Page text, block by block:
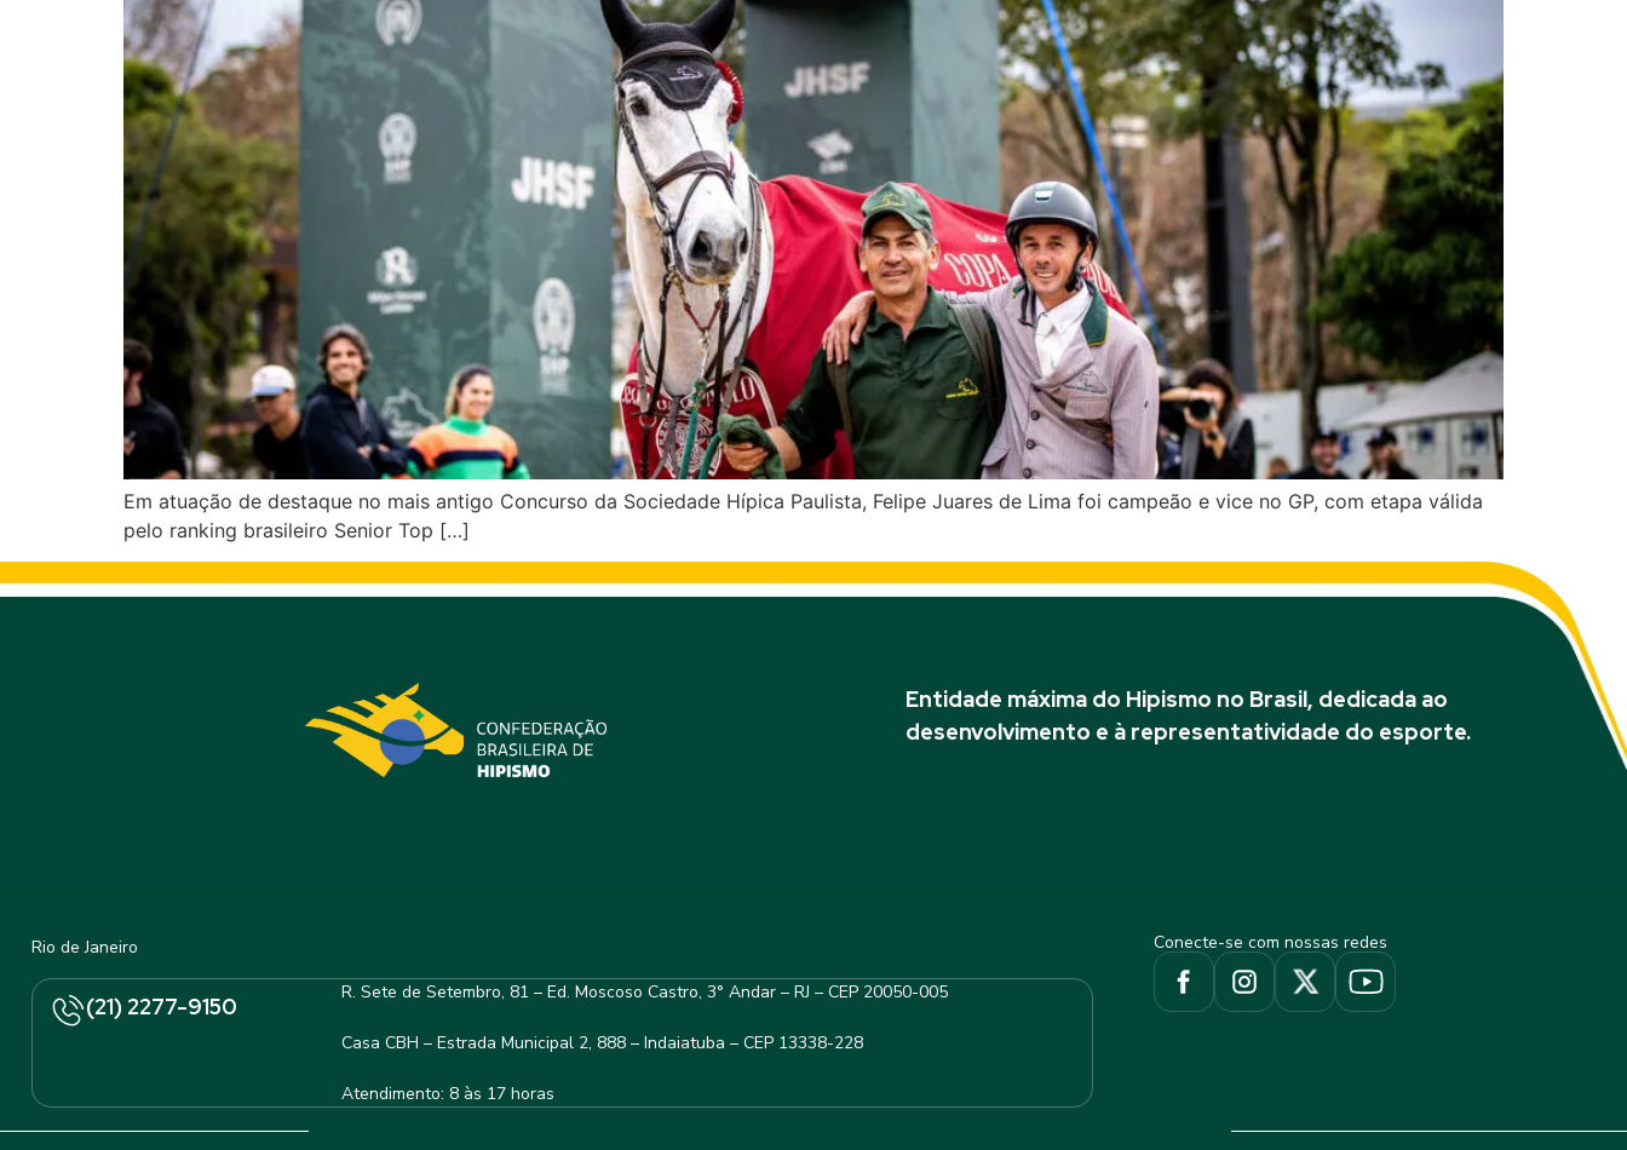
Em atuação de destaque no mais antigo Concurso da Sociedade Hípica Paulista, Felipe Juares de Lima foi campeão e vice no GP, com etapa válida
pelo ranking brasileiro Senior Top […]
Entidade máxima do Hipismo no Brasil, dedicada ao
desenvolvimento e à representatividade do esporte.
Rio de Janeiro
(21) 2277-9150
R. Sete de Setembro, 81 – Ed. Moscoso Castro, 3° Andar – RJ – CEP 20050-005
Casa CBH – Estrada Municipal 2, 888 – Indaiatuba – CEP 13338-228
Atendimento: 8 às 17 horas
Conecte-se com nossas redes